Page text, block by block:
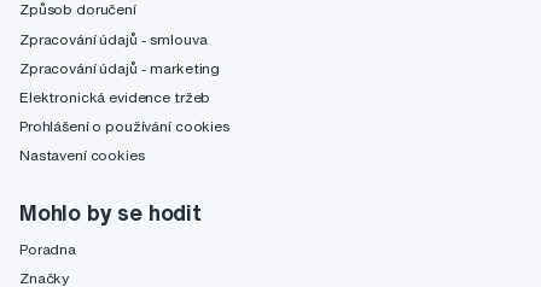
Způsob doručení
Zpracování údajů - smlouva
Zpracování údajů - marketing
Elektronická evidence tržeb
Prohlášení o používání cookies
Nastavení cookies
Mohlo by se hodit
Poradna
Značky